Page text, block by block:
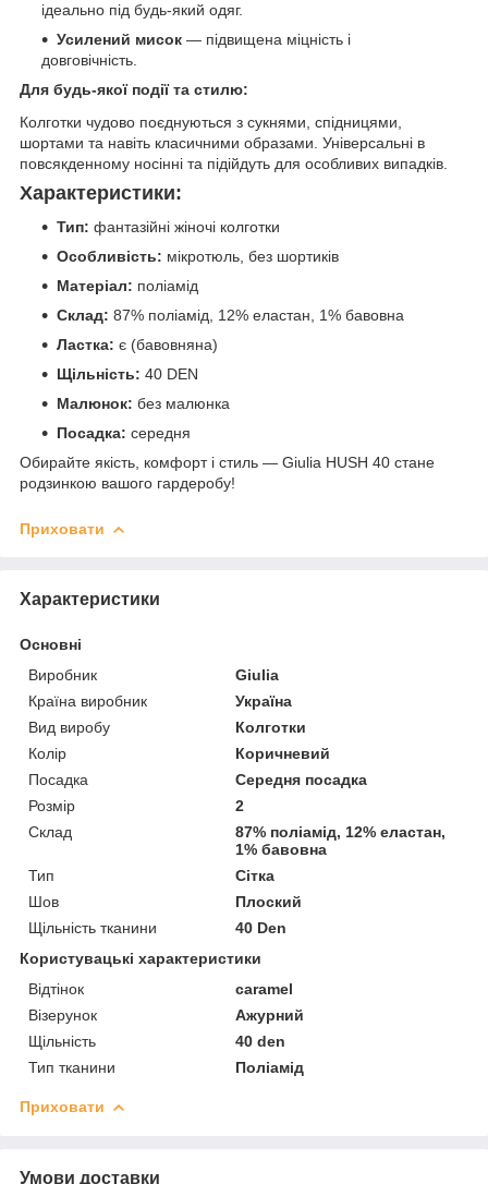
ідеально під будь-який одяг.
Усилений мисок — підвищена міцність і
довговічність.
Для будь-якої події та стилю:
Колготки чудово поєднуються з сукнями, спідницями,
шортами та навіть класичними образами. Універсальні в
повсякденному носінні та підійдуть для особливих випадків.
Характеристики:
Тип: фантазійні жіночі колготки
Особливість: мікротюль, без шортиків
Матеріал: поліамід
Склад: 87% поліамід, 12% еластан, 1% бавовна
Ластка: є (бавовняна)
Щільність: 40 DEN
Малюнок: без малюнка
Посадка: середня
Обирайте якість, комфорт і стиль — Giulia HUSH 40 стане
родзинкою вашого гардеробу!
Приховати
Характеристики
Основні
Виробник
Giulia
Країна виробник
Україна
Вид виробу
Колготки
Колір
Коричневий
Посадка
Середня посадка
Розмір
2
Склад
87% поліамід, 12% еластан,
1% бавовна
Тип
Сітка
Шов
Плоский
Щільність тканини
40 Den
Користувацькі характеристики
Відтінок
caramel
Візерунок
Ажурний
Щільність
40 den
Тип тканини
Поліамід
Приховати
Умови доставки